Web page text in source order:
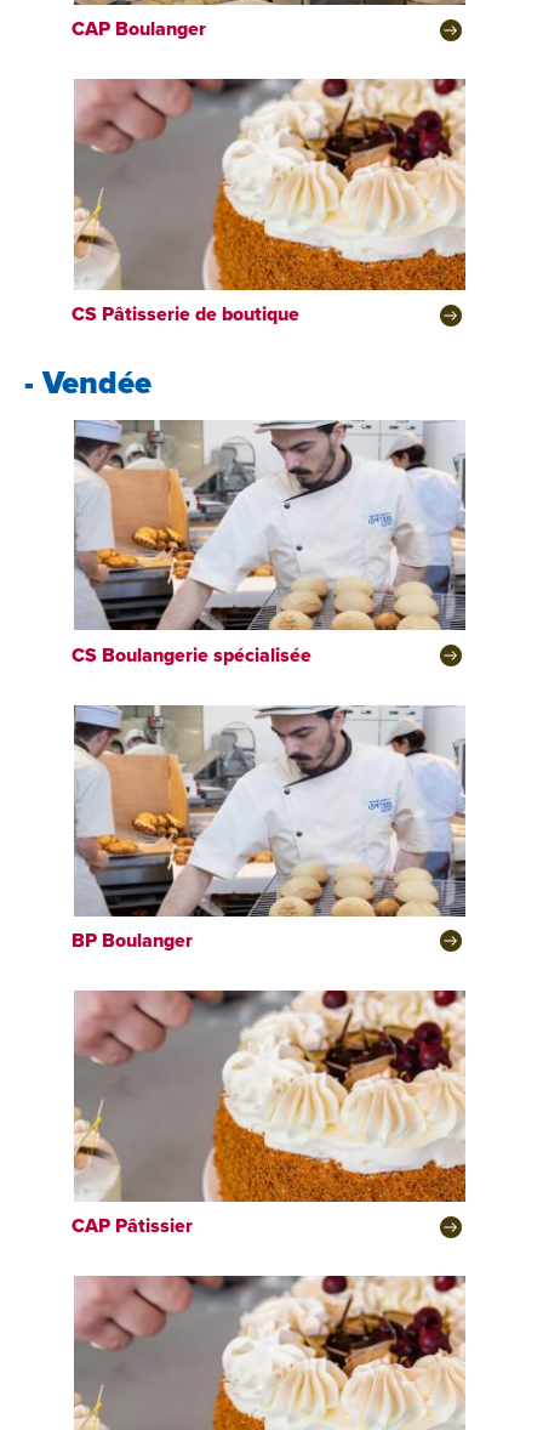
CAP Boulanger
CS Pâtisserie de boutique
- Vendée
CS Boulangerie spécialisée
BP Boulanger
CAP Pâtissier